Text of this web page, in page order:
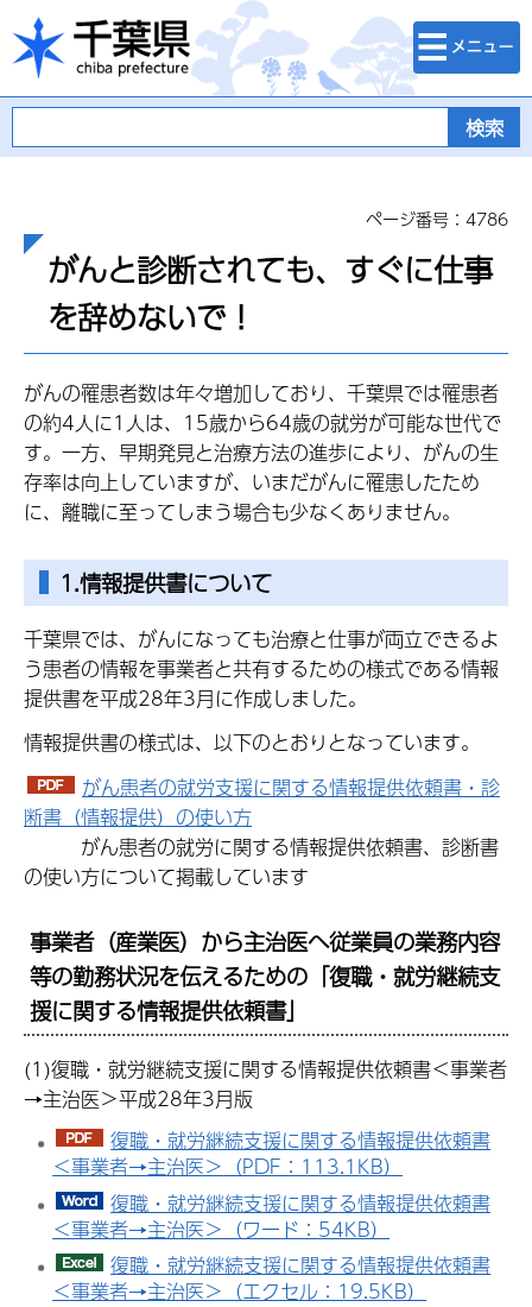
千葉県
検索・メニュ
ー
ページ番号：4786
がんと診断されても、すぐに仕事
を辞めないで！
がんの罹患者数は年々増加しており、千葉県では罹患者
の約4人に1人は、15歳から64歳の就労が可能な世代で
す。一方、早期発見と治療方法の進歩により、がんの生
存率は向上していますが、いまだがんに罹患したため
に、離職に至ってしまう場合も少なくありません。
1.情報提供書について
千葉県では、がんになっても治療と仕事が両立できるよ
う患者の情報を事業者と共有するための様式である情報
提供書を平成28年3月に作成しました。
情報提供書の様式は、以下のとおりとなっています。
がん患者の就労支援に関する情報提供依頼書・診
断書（情報提供）の使い方
がん患者の就労に関する情報提供依頼書、診断書
の使い方について掲載しています
事業者（産業医）から主治医へ従業員の業務内容
等の勤務状況を伝えるための「復職・就労継続支
援に関する情報提供依頼書」
(1)復職・就労継続支援に関する情報提供依頼書＜事業者
→主治医＞平成28年3月版
復職・就労継続支援に関する情報提供依頼書
＜事業者→主治医＞ （PDF：113.1KB）
復職・就労継続支援に関する情報提供依頼書
＜事業者→主治医＞（ワード：54KB）
復職・就労継続支援に関する情報提供依頼書
＜事業者→主治医＞（エクセル：19.5KB）